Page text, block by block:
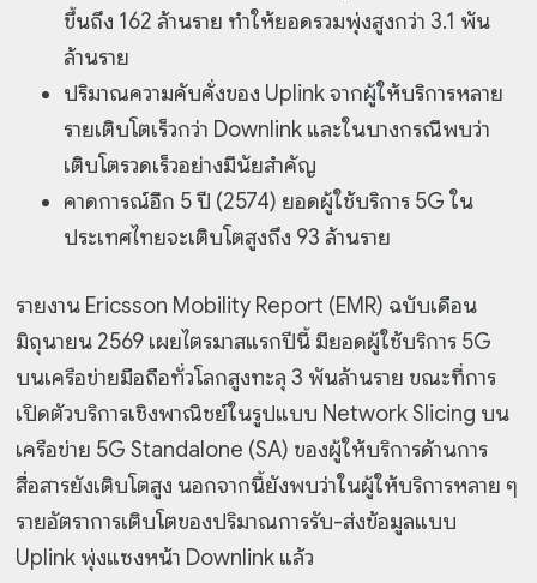
ขึ้นถึง 162 ล้านราย ทำให้ยอดรวมพุ่งสูงกว่า 3.1 พัน
ล้านราย
ปริมาณความคับคั่งของ Uplink จากผู้ให้บริการหลาย
รายเติบโตเร็วกว่า Downlink และในบางกรณีพบว่า
เติบโตรวดเร็วอย่างมีนัยสำคัญ
คาดการณ์อีก 5 ปี (2574) ยอดผู้ใช้บริการ 5G ใน
ประเทศไทยจะเติบโตสูงถึง 93 ล้านราย
รายงาน Ericsson Mobility Report (EMR) ฉบับเดือน
มิถุนายน 2569 เผยไตรมาสแรกปีนี้ มียอดผู้ใช้บริการ 5G
บนเครือข่ายมือถือทั่วโลกสูงทะลุ 3 พันล้านราย ขณะที่การ
เปิดตัวบริการเชิงพาณิชย์ในรูปแบบ Network Slicing บน
เครือข่าย 5G Standalone (SA) ของผู้ให้บริการด้านการ
สื่อสารยังเติบโตสูง นอกจากนี้ยังพบว่าในผู้ให้บริการหลาย ๆ
รายอัตราการเติบโตของปริมาณการรับ-ส่งข้อมูลแบบ
Uplink พุ่งแซงหน้า Downlink แล้ว